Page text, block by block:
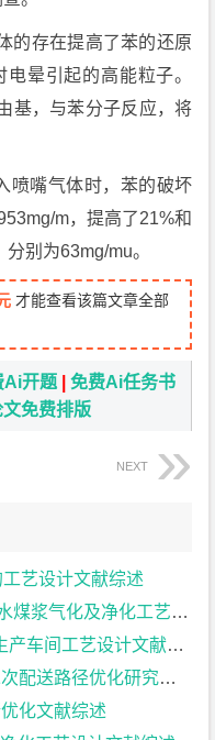
的存在提高了苯的还原
晕引起的高能粒子。
基，与苯分子反应，将
喷嘴气体时，苯的破坏
m，提高了21%和
别为63mg/mu。
才能查看该篇文章全部
Ai开题 |免费Ai任务书
文免费排版
NEXT
艺设计文献综述
化及净化工艺设计文献综述
车间工艺设计文献综述
路径优化研究文献综述
化文献综述